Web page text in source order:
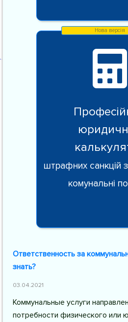
штрафних санкцій
комунальні
Ответственность за
знать?
03.04.2021
Коммунальные услуги
потребности физического или